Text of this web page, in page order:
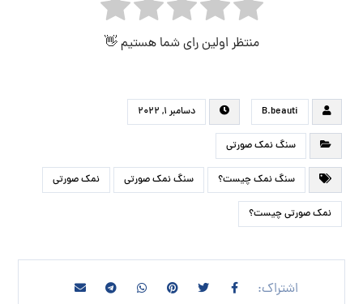
منتظر اولین رای شما هستیم 👋
B.beauti دسامبر ۱, ۲۰۲۲
سنگ نمک صورتی
سنگ نمک چیست؟ سنگ نمک صورتی نمک صورتی
نمک صورتی چیست؟